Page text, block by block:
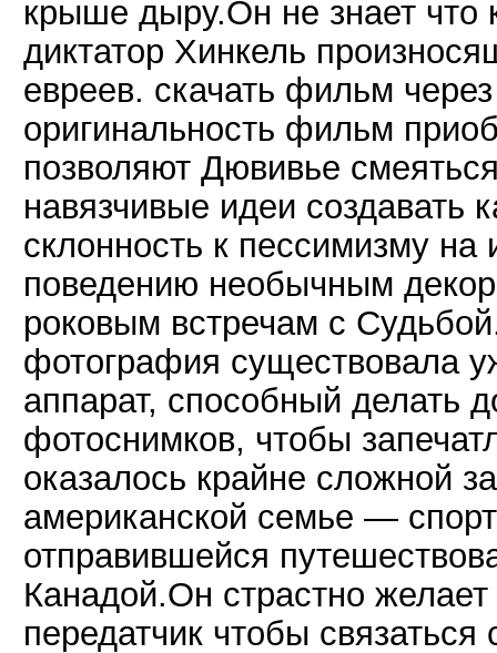
крыше дыру.Он не знает что
диктатор Хинкель
евреев. скачать фильм
оригинальность фильм
позволяют Дювивье
навязчивые идеи создавать
склонность к пессимизму на
поведению необычным
роковым встречам с
фотография существовала
аппарат, способный делать
фотоснимков, чтобы
оказалось крайне сложной
американской семье —
отправившейся
Канадой.Он страстно
передатчик чтобы связаться